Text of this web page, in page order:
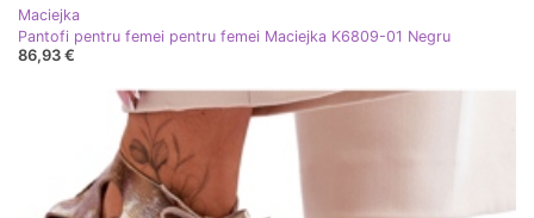
Maciejka
Pantofi pentru femei pentru femei Maciejka K6809-01 Negru
86,93 €